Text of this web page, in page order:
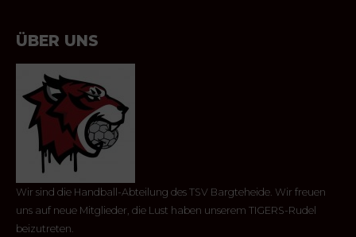
ÜBER UNS
Wir sind die Handball-Abteilung des TSV Bargteheide. Wir freuen
uns auf neue Mitglieder, die Lust haben unserem TIGERS-Rudel
beizutreten.